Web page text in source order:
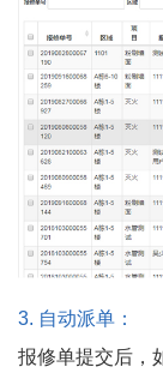
3. 自动派单：
报修单提交后，